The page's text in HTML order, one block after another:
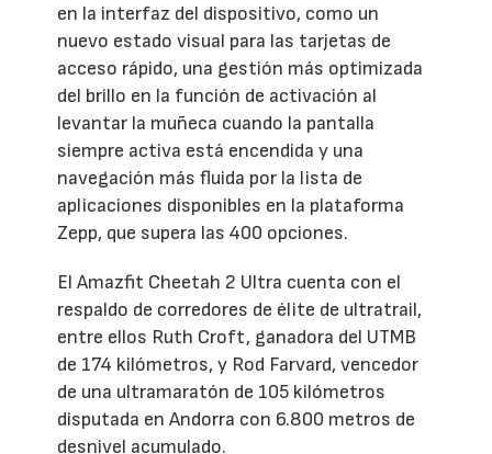
en la interfaz del dispositivo, como un
nuevo estado visual para las tarjetas de
acceso rápido, una gestión más optimizada
del brillo en la función de activación al
levantar la muñeca cuando la pantalla
siempre activa está encendida y una
navegación más fluida por la lista de
aplicaciones disponibles en la plataforma
Zepp, que supera las 400 opciones.
El Amazfit Cheetah 2 Ultra cuenta con el
respaldo de corredores de élite de ultratrail,
entre ellos Ruth Croft, ganadora del UTMB
de 174 kilómetros, y Rod Farvard, vencedor
de una ultramaratón de 105 kilómetros
disputada en Andorra con 6.800 metros de
desnivel acumulado.